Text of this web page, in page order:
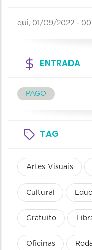
qui, 01/09/2022 -
ENTRADA
PAGO
TAG
Artes Visuais
Cultural
Gratuito
Oficinas